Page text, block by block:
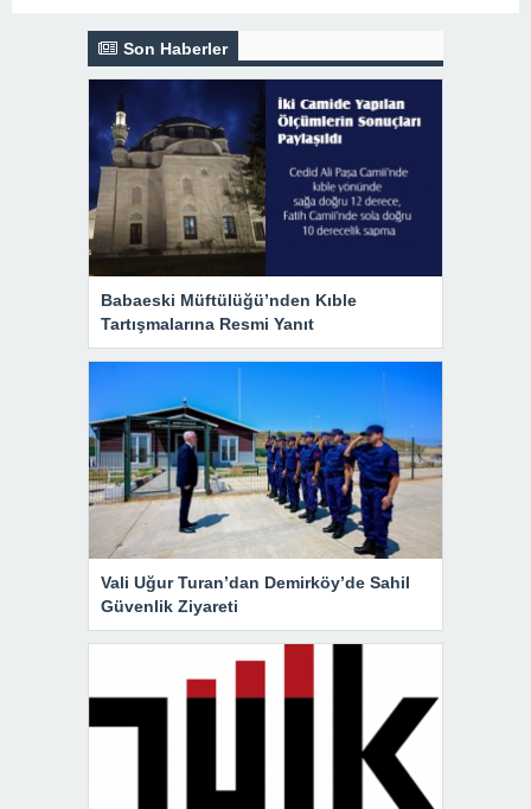
Son Haberler
Babaeski Müftülüğü’nden Kıble
Tartışmalarına Resmi Yanıt
Vali Uğur Turan’dan Demirköy’de Sahil
Güvenlik Ziyareti